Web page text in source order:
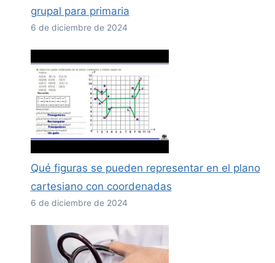
grupal para primaria
6 de diciembre de 2024
Qué figuras se pueden representar en el plano
cartesiano con coordenadas
6 de diciembre de 2024